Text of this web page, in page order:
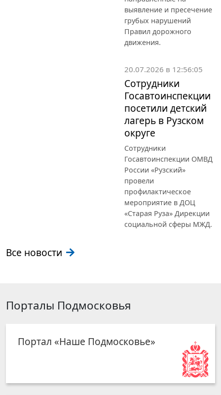
выявление и пресечение
грубых нарушений
Правил дорожного
движения.
20.07.2026 в 12:56:05
Сотрудники
Госавтоинспекции
посетили детский
лагерь в Рузском
округе
Сотрудники
Госавтоинспекции ОМВД
России «Рузский»
провели
профилактическое
мероприятие в ДОЦ
«Старая Руза» Дирекции
социальной сферы МЖД.
Все новости
Порталы Подмосковья
Портал «Наше Подмосковье»